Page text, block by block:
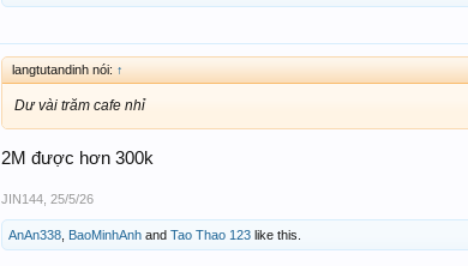
langtutandinh nói: ↑
Dư vài trăm cafe nhỉ
2M được hơn 300k
JIN144 25/5/26
AnAn338 BaoMinhAnh and Tao Thao 123 like this.